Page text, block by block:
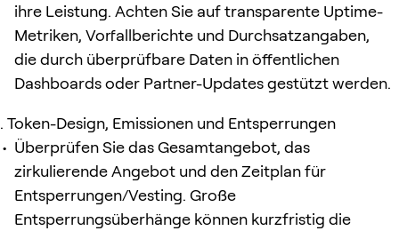
ihre Leistung. Achten Sie auf transparente Uptime-
Metriken, Vorfallberichte und Durchsatzangaben,
die durch überprüfbare Daten in öffentlichen
Dashboards oder Partner-Updates gestützt werden.
Token-Design, Emissionen und Entsperrungen
Überprüfen Sie das Gesamtangebot, das
zirkulierende Angebot und den Zeitplan für
Entsperrungen/Vesting. Große
Entsperrungsüberhänge können kurzfristig die